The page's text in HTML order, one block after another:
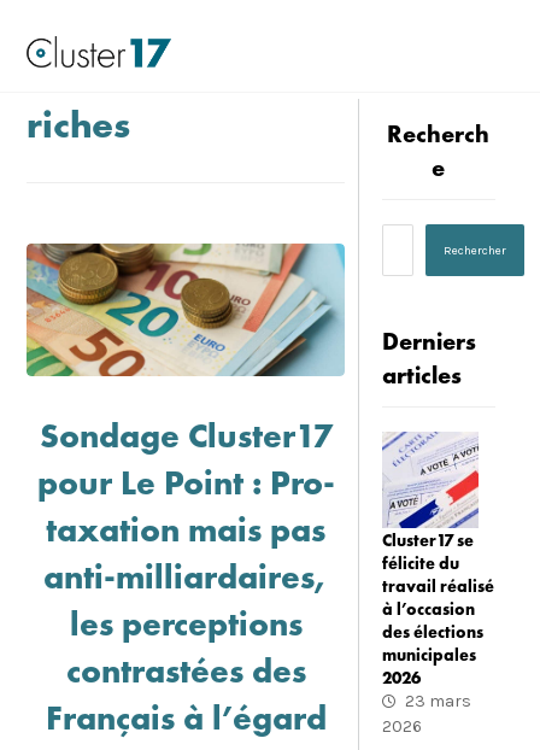
riches
Sondage Cluster17
pour Le Point : Pro-
taxation mais pas
anti-milliardaires,
les perceptions
contrastées des
Français à l’égard
Recherch
e
Derniers
articles
Cluster17 se
félicite du
travail réalisé
à l’occasion
des élections
municipales
2026
23 mars
2026